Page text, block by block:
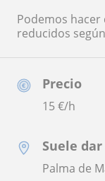
Precio
15€/h
Suele
Palma de
Podemos
reducidos